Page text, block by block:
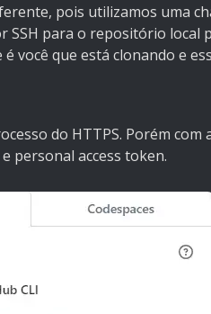
pois utilizamos uma
para o repositório local
você que está clonando e
do HTTPS. Porém com
personal access token.